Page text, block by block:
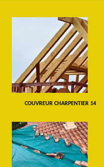
COUVREUR CHARPENTIER 14